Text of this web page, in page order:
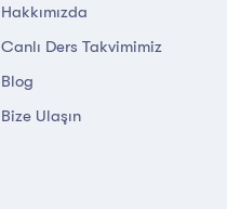
Hakkımızda
Canlı Ders Takvimimiz
Blog
Bize Ulaşın